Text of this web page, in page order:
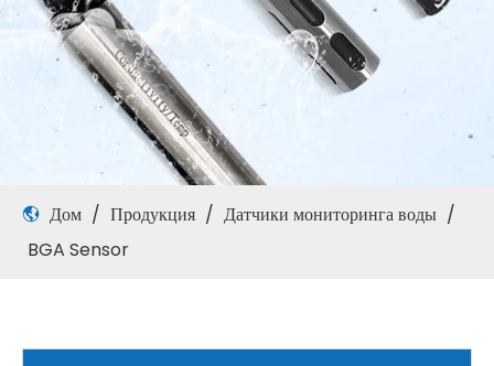
Дом / Продукция / Датчики мониторинга воды /
BGA Sensor